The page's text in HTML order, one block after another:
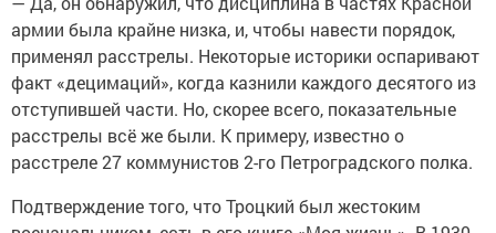
армии была крайне низка, и, чтобы навести порядок,
применял расстрелы. Некоторые историки оспаривают
факт «децимаций», когда казнили каждого десятого из
отступившей части. Но, скорее всего, показательные
расстрелы всё же были. К примеру, известно о
расстреле 27 коммунистов 2-го Петроградского полка.
Подтверждение того, что Троцкий был жестоким